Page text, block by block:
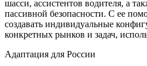
шасси, ассистентов водителя, а
пассивной безопасности. С ее
создавать индивидуальные
конкретных рынков и задач,
Адаптация для России